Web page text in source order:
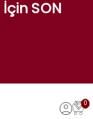
SON
0